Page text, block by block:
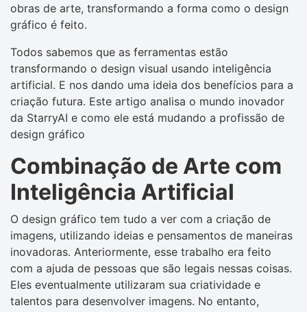
obras de arte, transformando a forma como o design
gráfico é feito.
Todos sabemos que as ferramentas estão
transformando o design visual usando inteligência
artificial. E nos dando uma ideia dos benefícios para a
criação futura. Este artigo analisa o mundo inovador
da StarryAI e como ele está mudando a profissão de
design gráfico
Combinação de Arte com
Inteligência Artificial
O design gráfico tem tudo a ver com a criação de
imagens, utilizando ideias e pensamentos de maneiras
inovadoras. Anteriormente, esse trabalho era feito
com a ajuda de pessoas que são legais nessas coisas.
Eles eventualmente utilizaram sua criatividade e
talentos para desenvolver imagens. No entanto,